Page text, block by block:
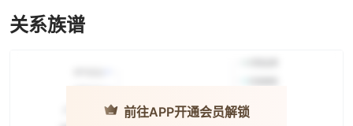
关系族谱
前往APP开通会员解锁